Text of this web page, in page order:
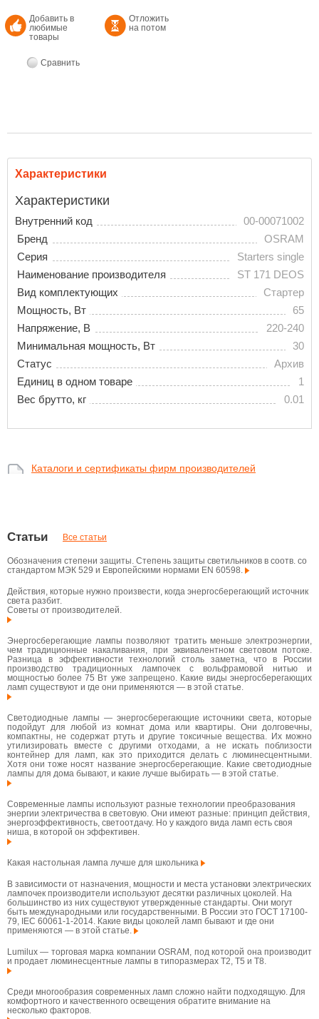
Добавить в
любимые
товары
Отложить
на потом
Сравнить
Характеристики
Характеристики
Внутренний код
00-00071002
Бренд
OSRAM
Серия
Starters single
Наименование производителя
ST 171 DEOS
Вид комплектующих
Стартер
Мощность, Вт
65
Напряжение, В
220-240
Минимальная мощность, Вт
30
Статус
Архив
Единиц в одном товаре
1
Вес брутто, кг
0.01
Каталоги и сертификаты фирм производителей
Статьи Все статьи
Обозначения степени защиты. Степень защиты светильников в соотв. со
стандартом МЭК 529 и Европейскими нормами EN 60598.
Действия, которые нужно произвести, когда энергосберегающий источник
света разбит.
Советы от производителей.
Энергосберегающие лампы позволяют тратить меньше электроэнергии,
чем традиционные накаливания, при эквивалентном световом потоке.
Разница в эффективности технологий столь заметна, что в России
производство традиционных лампочек с вольфрамовой нитью и
мощностью более 75 Вт уже запрещено. Какие виды энергосберегающих
ламп существуют и где они применяются — в этой статье.
Светодиодные лампы — энергосберегающие источники света, которые
подойдут для любой из комнат дома или квартиры. Они долговечны,
компактны, не содержат ртуть и другие токсичные вещества. Их можно
утилизировать вместе с другими отходами, а не искать поблизости
контейнер для ламп, как это приходится делать с люминесцентными.
Хотя они тоже носят название энергосберегающие. Какие светодиодные
лампы для дома бывают, и какие лучше выбирать — в этой статье.
Современные лампы используют разные технологии преобразования
энергии электричества в световую. Они имеют разные: принцип действия,
энергоэффективность, светоотдачу. Но у каждого вида ламп есть своя
ниша, в которой он эффективен.
Какая настольная лампа лучше для школьника
В зависимости от назначения, мощности и места установки электрических
лампочек производители используют десятки различных цоколей. На
большинство из них существуют утвержденные стандарты. Они могут
быть международными или государственными. В России это ГОСТ 17100-
79, IEC 60061-1-2014. Какие виды цоколей ламп бывают и где они
применяются — в этой статье.
Lumilux — торговая марка компании OSRAM, под которой она производит
и продает люминесцентные лампы в типоразмерах T2, T5 и T8.
Среди многообразия современных ламп сложно найти подходящую. Для
комфортного и качественного освещения обратите внимание на
несколько факторов.